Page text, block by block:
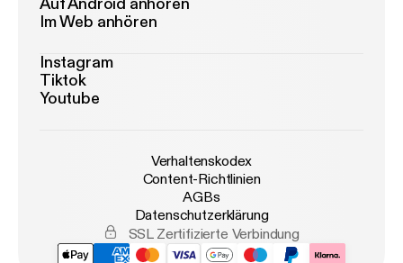
Im Web anhören
Instagram
Tiktok
Youtube
Verhaltenskodex
Content-Richtlinien
AGBs
Datenschutzerklärung
SSL Zertifizierte Verbindung